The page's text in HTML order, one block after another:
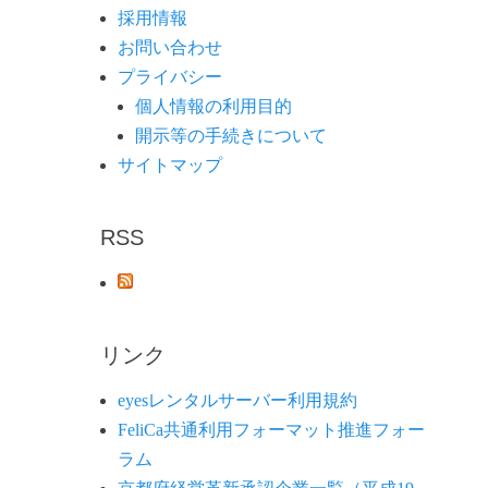
採用情報
お問い合わせ
プライバシー
個人情報の利用目的
開示等の手続きについて
サイトマップ
RSS
リンク
eyesレンタルサーバー利用規約
FeliCa共通利用フォーマット推進フォー
ラム